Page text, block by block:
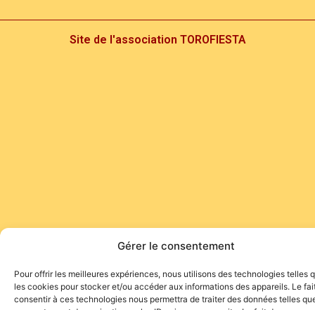
Gérer le consentement
Pour offrir les meilleures expériences, nous utilisons des technologies telles
les cookies pour stocker et/ou accéder aux informations des appareils. Le
consentir à ces technologies nous permettra de traiter des données telles
Site de l'association TOROFIESTA